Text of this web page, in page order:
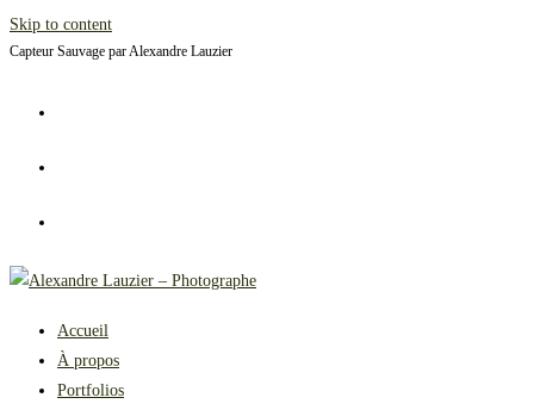
Skip to content
Capteur Sauvage par Alexandre Lauzier
Accueil
À propos
Portfolios